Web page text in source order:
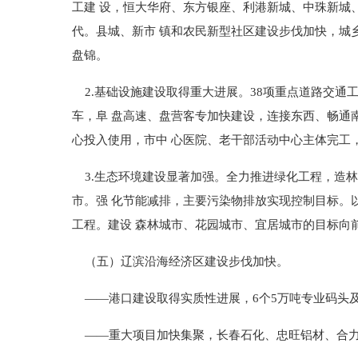
工建 设，恒大华府、东方银座、利港新城、中珠新
代。县城、新市 镇和农民新型社区建设步伐加快，
盘锦。
2.基础设施建设取得重大进展。38项重点道路交通
车，阜 盘高速、盘营客专加快建设，连接东西、畅
心投入使用，市中 心医院、老干部活动中心主体完工
3.生态环境建设显著加强。全力推进绿化工程，造
市。强 化节能减排，主要污染物排放实现控制目标。
工程。建设 森林城市、花园城市、宜居城市的目标向
（五）辽滨沿海经济区建设步伐加快。
——港口建设取得实质性进展，6个5万吨专业码头
——重大项目加快集聚，长春石化、忠旺铝材、合